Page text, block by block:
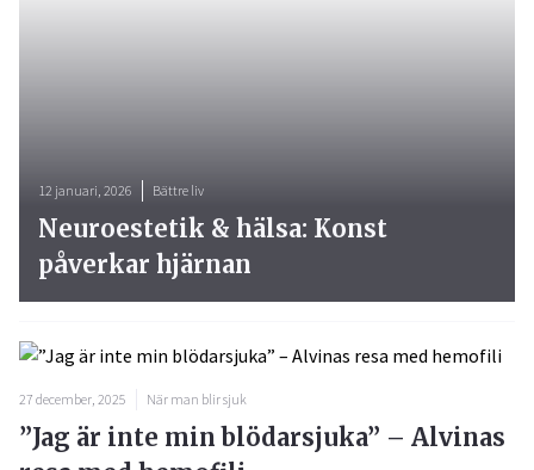
12 januari, 2026 Bättre liv
Neuroestetik & hälsa: Konst
påverkar hjärnan
27 december, 2025 När man blir sjuk
”Jag är inte min blödarsjuka” – Alvinas